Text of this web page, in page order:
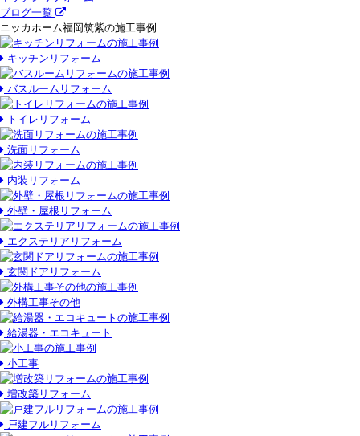
ブログ一覧
ニッカホーム福岡筑紫の施工事例
キッチンリフォーム
バスルームリフォーム
トイレリフォーム
洗面リフォーム
内装リフォーム
外壁・屋根リフォーム
エクステリアリフォーム
玄関ドアリフォーム
外構工事その他
給湯器・エコキュート
小工事
増改築リフォーム
戸建フルリフォーム